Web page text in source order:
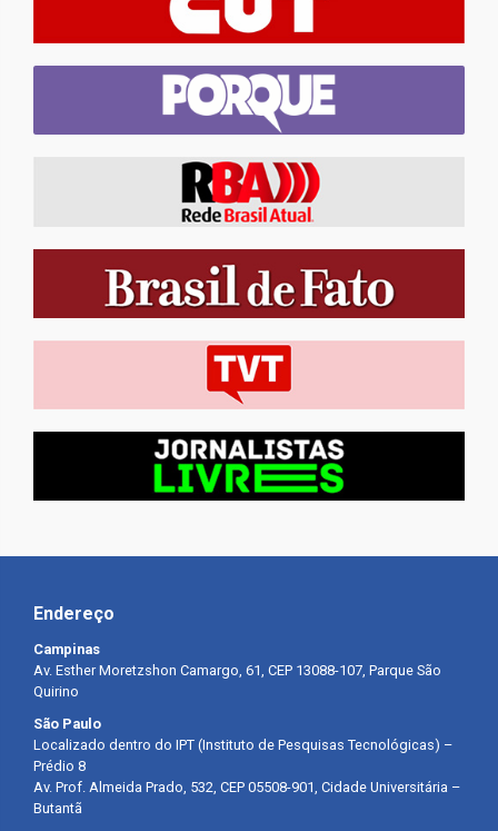
Endereço
Campinas
Av. Esther Moretzshon Camargo, 61, CEP 13088-107, Parque São
Quirino
São Paulo
Localizado dentro do IPT (Instituto de Pesquisas Tecnológicas) –
Prédio 8
Av. Prof. Almeida Prado, 532, CEP 05508-901, Cidade Universitária –
Butantã